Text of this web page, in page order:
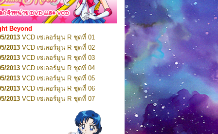
2012VCD เซเลอร์มูน ชุดที่ 12
2012VCD เซเลอร์มูน ชุดที่ 13
2012VCD เซเลอร์มูน ชุดที่ 14
2012 VCD เซเลอร์มูน ชุดที่ 15
VCD เซเลอร์มูน ชุดที่ 16
VCD เซเลอร์มูน ชุดที่ 17
VCD เซเลอร์มูน ชุดที่ 18
VCD เซเลอร์มูน ชุดที่ 19
VCD เซเลอร์มูน ชุดที่ 20
VCD เซเลอร์มูน ชุดที่ 21
VCD เซเลอร์มูน ชุดที่ 22
VCD เซเลอร์มูน ชุดที่ 23
DVD เซเลอร์มูน ชุดที่ 01
Beyond
2013 VCD เซเลอร์มูน R ชุดที่ 01
2013 VCD เซเลอร์มูน R ชุดที่ 02
2013 VCD เซเลอร์มูน R ชุดที่ 03
2013 VCD เซเลอร์มูน R ชุดที่ 04
2013 VCD เซเลอร์มูน R ชุดที่ 05
2013 VCD เซเลอร์มูน R ชุดที่ 06
2013 VCD เซเลอร์มูน R ชุดที่ 07
VCD เซเลอร์มูน R ชุดที่ 08
VCD เซเลอร์มูน R ชุดที่ 09
VCD เซเลอร์มูน R ชุดที่ 10